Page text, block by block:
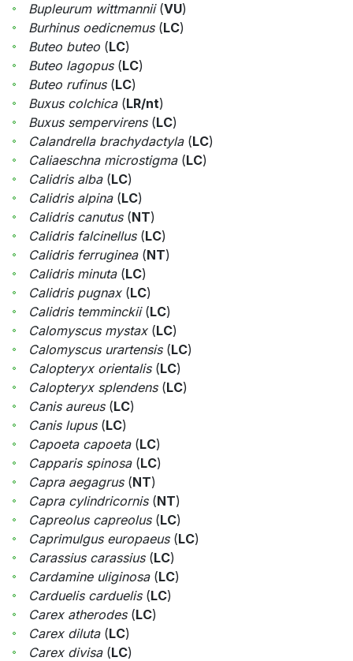
Bupleurum wittmannii(VU)
Burhinus oedicnemus(LC)
Buteo buteo (LC)
Buteo lagopus(LC)
Buteo rufinus(LC)
Buxus colchica(LR/nt)
Buxus sempervirens(LC)
Calandrella brachydactyla(LC)
Caliaeschna microstigma(LC)
Calidris alba(LC)
Calidris alpina(LC)
Calidris canutus(NT)
Calidris falcinellus(LC)
Calidris ferruginea(NT)
Calidris minuta(LC)
Calidris pugnax(LC)
Calidris temminckii(LC)
Calomyscus mystax(LC)
Calomyscus urartensis(LC)
Calopteryx orientalis(LC)
Calopteryx splendens(LC)
Canis aureus(LC)
Canis lupus(LC)
Capoeta capoeta(LC)
Capparis spinosa(LC)
Capra aegagrus(NT)
Capra cylindricornis(NT)
Capreolus capreolus(LC)
Caprimulgus europaeus(LC)
Carassius carassius(LC)
Cardamine uliginosa(LC)
Carduelis carduelis(LC)
Carex atherodes(LC)
Carex diluta(LC)
Carex divisa(LC)